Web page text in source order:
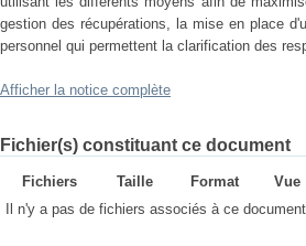
gestion des récupérations, la mise en place
personnel qui permettent la clarification des
Afficher la notice complète
Fichier(s) constituant ce document
Fichiers Taille Format
Vue
Il n'y a pas de fichiers associés à ce